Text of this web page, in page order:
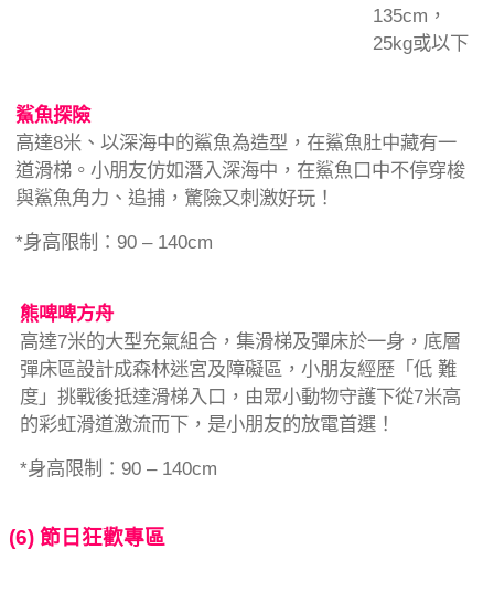
135cm，
25kg或以下
鯊魚探險
高達8米、以深海中的鯊魚為造型，在鯊魚肚中藏有一
道滑梯。小朋友仿如潛入深海中，在鯊魚口中不停穿梭
與鯊魚角力、追捕，驚險又刺激好玩！
*身高限制：90 – 140cm
熊啤啤方舟
高達7米的大型充氣組合，集滑梯及彈床於一身，底層
彈床區設計成森林迷宮及障礙區，小朋友經歷「低 難
度」挑戰後抵達滑梯入口，由眾小動物守護下從7米高
的彩虹滑道激流而下，是小朋友的放電首選！
*身高限制：90 – 140cm
(6) 節日狂歡專區